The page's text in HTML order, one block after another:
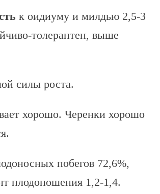
к оидиуму и милдью 2,5-3
толерантен, выше
силы роста.
хорошо. Черенки хорошо
побегов 72,6%,
плодоношения 1,2-1,4.